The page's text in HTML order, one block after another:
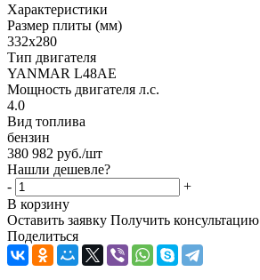
Характеристики
Размер плиты (мм)
332х280
Тип двигателя
YANMAR L48AE
Мощность двигателя л.с.
4.0
Вид топлива
бензин
380 982 руб./шт
Нашли дешевле?
-
+
В корзину
Оставить заявку Получить консультацию
Поделиться